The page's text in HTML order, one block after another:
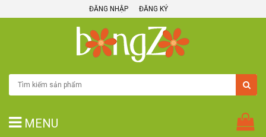
ĐĂNG NHẬP ĐĂNG KÝ
MENU